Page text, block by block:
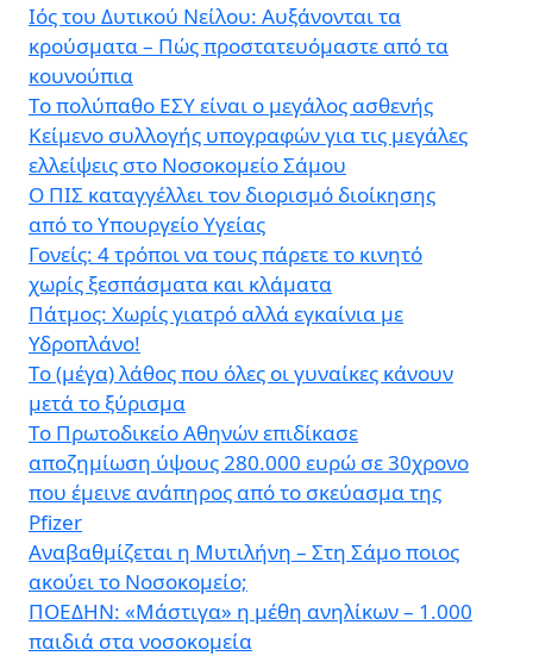
Ιός του Δυτικού Νείλου: Αυξάνονται τα
κρούσματα – Πώς προστατευόμαστε από τα
κουνούπια
Το πολύπαθο ΕΣΥ είναι ο μεγάλος ασθενής
Κείμενο συλλογής υπογραφών για τις μεγάλες
ελλείψεις στο Νοσοκομείο Σάμου
Ο ΠΙΣ καταγγέλλει τον διορισμό διοίκησης
από το Υπουργείο Υγείας
Γονείς: 4 τρόποι να τους πάρετε το κινητό
χωρίς ξεσπάσματα και κλάματα
Πάτμος: Χωρίς γιατρό αλλά εγκαίνια με
Υδροπλάνο!
Το (μέγα) λάθος που όλες οι γυναίκες κάνουν
μετά το ξύρισμα
Το Πρωτοδικείο Αθηνών επιδίκασε
αποζημίωση ύψους 280.000 ευρώ σε 30χρονο
που έμεινε ανάπηρος από το σκεύασμα της
Pfizer
Αναβαθμίζεται η Μυτιλήνη – Στη Σάμο ποιος
ακούει το Νοσοκομείο;
ΠΟΕΔΗΝ: «Μάστιγα» η μέθη ανηλίκων – 1.000
παιδιά στα νοσοκομεία